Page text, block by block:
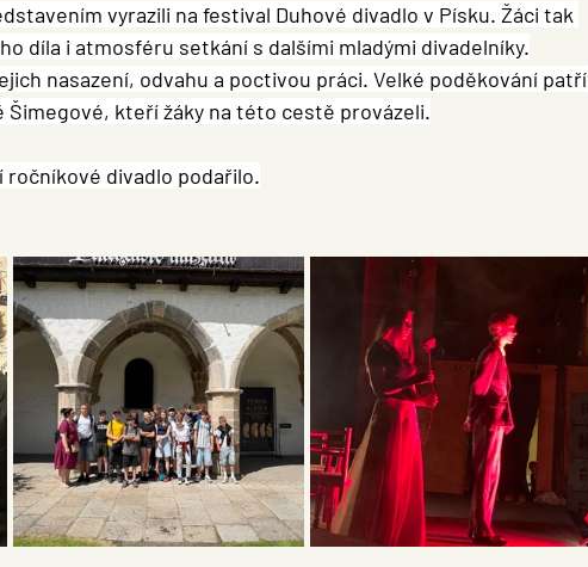
vyrazili na festival Duhové divadlo v Písku. Žáci tak
díla i atmosféru setkání s dalšími mladými divadelníky.
nasazení, odvahu a poctivou práci. Velké poděkování patří
Šimegové, kteří žáky na této cestě provázeli.
ročníkové divadlo podařilo.